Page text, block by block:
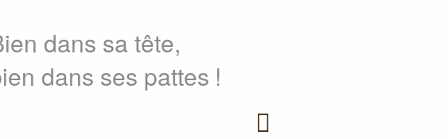
dans sa tête,
dans ses pattes !